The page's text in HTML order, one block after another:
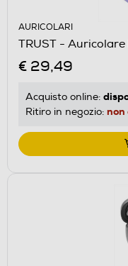
AURICOLARI
TRUST -
€ 29,49
Acquisto online:
Ritiro in negozio: non